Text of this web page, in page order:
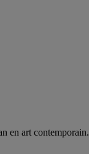
en art contemporain.